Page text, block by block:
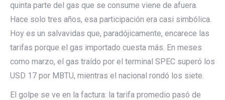
quinta parte del gas que se consume viene de afuera.
Hace solo tres años, esa participación era casi simbólica.
Hoy es un salvavidas que, paradójicamente, encarece las
tarifas porque el gas importado cuesta más. En meses
como marzo, el gas traído por el terminal SPEC superó los
USD 17 por MBTU, mientras el nacional rondó los siete.
El golpe se ve en la factura: la tarifa promedio pasó de